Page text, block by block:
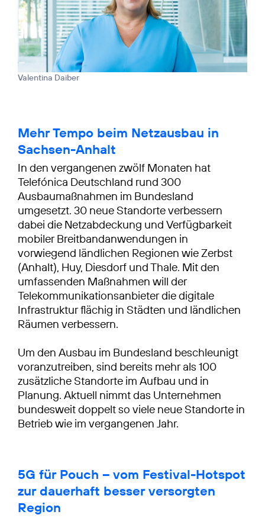
Valentina Daiber
Mehr Tempo beim Netzausbau in
Sachsen-Anhalt
In den vergangenen zwölf Monaten hat
Telefónica Deutschland rund 300
Ausbaumaßnahmen im Bundesland
umgesetzt. 30 neue Standorte verbessern
dabei die Netzabdeckung und Verfügbarkeit
mobiler Breitbandanwendungen in
vorwiegend ländlichen Regionen wie Zerbst
(Anhalt), Huy, Diesdorf und Thale. Mit den
umfassenden Maßnahmen will der
Telekommunikationsanbieter die digitale
Infrastruktur flächig in Städten und ländlichen
Räumen verbessern.
Um den Ausbau im Bundesland beschleunigt
voranzutreiben, sind bereits mehr als 100
zusätzliche Standorte im Aufbau und in
Planung. Aktuell nimmt das Unternehmen
bundesweit doppelt so viele neue Standorte in
Betrieb wie im vergangenen Jahr.
5G für Pouch – vom Festival-Hotspot
zur dauerhaft besser versorgten
Region